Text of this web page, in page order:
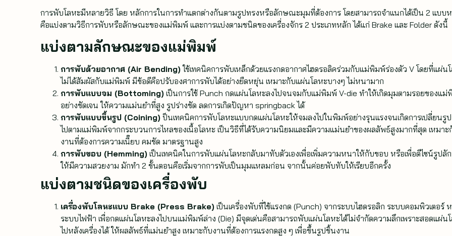
การพับโลหะมีหลายวิธี โดย หลักการในการทำแตกต่างกันตามรูปทรงหรือลักษณะมุมที่ต้องการ โดยสามารถจำแนกได้เป็น 2 แบบ
คือแบ่งตามวิธีการพับหรือลักษณะของแม่พิมพ์ และการแบ่งตามชนิดของเครื่องจักร 2 ประเภทหลัก ได้แก่ Brake และ Folder ดังนี้
แบ่งตามลักษณะของแม่พิมพ์
การพับด้วยอากาศ (Air Bending)ใช้เทคนิคการพับเหล็กด้วยแรงกดอากาศไฮดรอลิคร่วมกับแม่พิมพ์ร่องตัว V โดยที่แผ่น
ไม่ได้สัมผัสกับแม่พิมพ์ มีข้อดีคือปรับองศาการพับได้อย่างยืดหยุ่น เหมาะกับแผ่นโลหะบางๆ ไม่หนามาก
การพับแบบจม (Bottoming) เป็นการใช้ Punch กดแผ่นโลหะลงไปจนจมกับแม่พิมพ์ V-die ทำให้เกิดมุมตามรอยของแม่
อย่างชัดเจน ให้ความแม่นยำที่สูง รูปร่างชัด ลดการเกิดปัญหา springback ได้
การพับแบบขึ้นรูป (Coining) ป็นเทคนิคการพับโลหะแบบกดแผ่นโลหะให้จมลงไปในพิมพ์อย่างรุนแรงจนเกิดการเปลี่ยนรู
ไปตามแม่พิมพ์จากกระบวนการไหลของเนื้อโลหะ เป็นวิธีที่ได้รับความนิยมและมีความแม่นยำของผลลัพธ์สูงมากที่สุด เหมาะ
งานที่ต้องการความเนี๊ยบ คมชัด มาตรฐานสูง
การพับขอบ (Hemming) เป็นเทคนิคในการพับแผ่นโลหะกลับมาทับตัวเองเพื่อเพิ่มความหนาให้กับขอบ หรือเพื่อดีไซน์รูป
ให้มีความสวยงาม มักทำ 2 ขั้นตอนคือเริ่มจากการพับเป็นมุมแหลมก่อน จากนั้นค่อยพับทับให้เรียบอีกครั้ง
แบ่งตามชนิดของเครื่องพับ
เครื่องพับโลหะแบบ Brake (Press Brake) เป็นเครื่องพับที่ใช้แรงกด (Punch) จากระบบไฮดรอลิก ระบบคอมพิวเตอร์
ระบบไฟฟ้า เพื่อกดแผ่นโลหะลงไปบนแม่พิมพ์ล่าง (Die) มีจุดเด่นคือสามารถพับแผ่นโลหะได้ไม่จำกัดความลึกเพราะสอดแผ่น
ไปหลังเครื่องได้ ให้ผลลัพธ์ที่แม่นยำสูง เหมาะกับงานที่ต้องการแรงกดสูง ๆ เพื่อขึ้นรูปชิ้นงาน